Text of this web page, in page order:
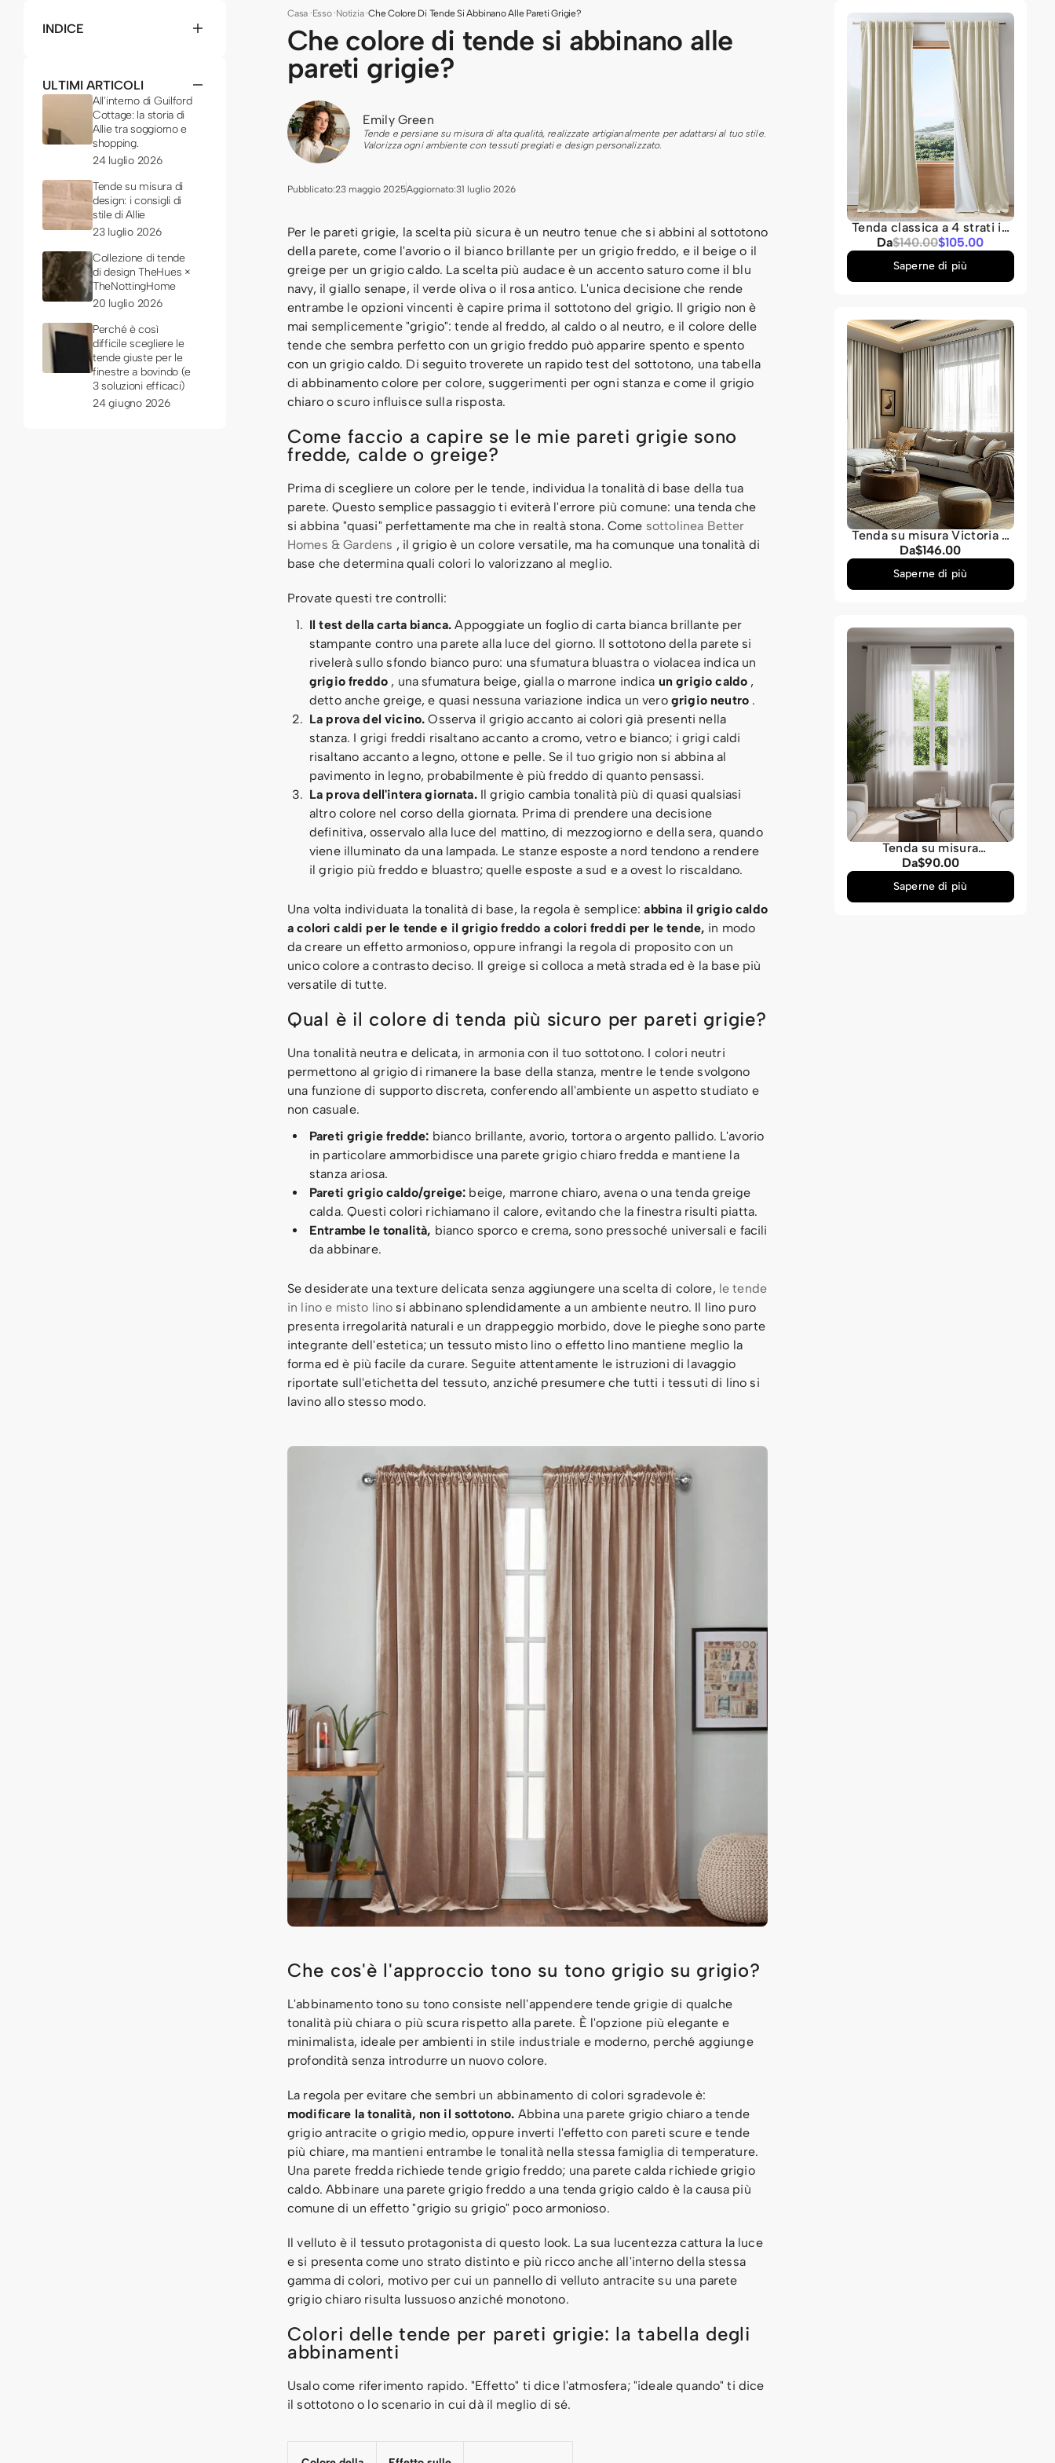
INDICE
ULTIMI ARTICOLI
All'interno di Guilford
Cottage: la storia di
Allie tra soggiorno e
shopping.
24 luglio 2026
Tende su misura di
design: i consigli di
stile di Allie
23 luglio 2026
Collezione di tende
di design TheHues ×
TheNottingHome
20 luglio 2026
Perché è così
difficile scegliere le
tende giuste per le
finestre a bovindo (e
3 soluzioni efficaci)
24 giugno 2026
Casa ·Esso·Notizia·Che Colore Di Tende Si Abbinano Alle Pareti Grigie?
Che colore di tende si abbinano alle
pareti grigie?
Emily Green
Tende e persiane su misura di alta qualità, realizzate artigianalmente per adattarsi al tuo stile.
Valorizza ogni ambiente con tessuti pregiati e design personalizzato.
Pubblicato:23 maggio 2025Aggiornato:31 luglio 2026
Per le pareti grigie, la scelta più sicura è un neutro tenue che si abbini al sottotono
della parete, come l'avorio o il bianco brillante per un grigio freddo, e il beige o il
greige per un grigio caldo. La scelta più audace è un accento saturo come il blu
navy, il giallo senape, il verde oliva o il rosa antico. L'unica decisione che rende
entrambe le opzioni vincenti è capire prima il sottotono del grigio. Il grigio non è
mai semplicemente "grigio": tende al freddo, al caldo o al neutro, e il colore delle
tende che sembra perfetto con un grigio freddo può apparire spento e spento
con un grigio caldo. Di seguito troverete un rapido test del sottotono, una tabella
di abbinamento colore per colore, suggerimenti per ogni stanza e come il grigio
chiaro o scuro influisce sulla risposta.
Come faccio a capire se le mie pareti grigie sono
fredde, calde o greige?
Prima di scegliere un colore per le tende, individua la tonalità di base della tua
parete. Questo semplice passaggio ti eviterà l'errore più comune: una tenda che
si abbina "quasi" perfettamente ma che in realtà stona. Come sottolinea Better
Homes & Gardens , il grigio è un colore versatile, ma ha comunque una tonalità di
base che determina quali colori lo valorizzano al meglio.
Provate questi tre controlli:
Il test della carta bianca. Appoggiate un foglio di carta bianca brillante per
stampante contro una parete alla luce del giorno. Il sottotono della parete si
rivelerà sullo sfondo bianco puro: una sfumatura bluastra o violacea indica un
grigio freddo , una sfumatura beige, gialla o marrone indica un grigio caldo ,
detto anche greige, e quasi nessuna variazione indica un vero grigio neutro .
La prova del vicino. Osserva il grigio accanto ai colori già presenti nella
stanza. I grigi freddi risaltano accanto a cromo, vetro e bianco; i grigi caldi
risaltano accanto a legno, ottone e pelle. Se il tuo grigio non si abbina al
pavimento in legno, probabilmente è più freddo di quanto pensassi.
La prova dell'intera giornata.Il grigio cambia tonalità più di quasi qualsiasi
altro colore nel corso della giornata. Prima di prendere una decisione
definitiva, osservalo alla luce del mattino, di mezzogiorno e della sera, quando
viene illuminato da una lampada. Le stanze esposte a nord tendono a rendere
il grigio più freddo e bluastro; quelle esposte a sud e a ovest lo riscaldano.
Una volta individuata la tonalità di base, la regola è semplice:abbina il grigio caldo
a colori caldi per le tende e il grigio freddo a colori freddi per le tende, in modo
da creare un effetto armonioso, oppure infrangi la regola di proposito con un
unico colore a contrasto deciso. Il greige si colloca a metà strada ed è la base più
versatile di tutte.
Qual è il colore di tenda più sicuro per pareti grigie?
Una tonalità neutra e delicata, in armonia con il tuo sottotono. I colori neutri
permettono al grigio di rimanere la base della stanza, mentre le tende svolgono
una funzione di supporto discreta, conferendo all'ambiente un aspetto studiato e
non casuale.
Pareti grigie fredde: bianco brillante, avorio, tortora o argento pallido. L'avorio
in particolare ammorbidisce una parete grigio chiaro fredda e mantiene la
stanza ariosa.
Pareti grigio caldo/greige: beige, marrone chiaro, avena o una tenda greige
calda. Questi colori richiamano il calore, evitando che la finestra risulti piatta.
Entrambe le tonalità, bianco sporco e crema, sono pressoché universali e facili
da abbinare.
Se desiderate una texture delicata senza aggiungere una scelta di colore, le tende
in lino e misto lino si abbinano splendidamente a un ambiente neutro. Il lino puro
presenta irregolarità naturali e un drappeggio morbido, dove le pieghe sono parte
integrante dell'estetica; un tessuto misto lino o effetto lino mantiene meglio la
forma ed è più facile da curare. Seguite attentamente le istruzioni di lavaggio
riportate sull'etichetta del tessuto, anziché presumere che tutti i tessuti di lino si
lavino allo stesso modo.
Che cos'è l'approccio tono su tono grigio su grigio?
L'abbinamento tono su tono consiste nell'appendere tende grigie di qualche
tonalità più chiara o più scura rispetto alla parete. È l'opzione più elegante e
minimalista, ideale per ambienti in stile industriale e moderno, perché aggiunge
profondità senza introdurre un nuovo colore.
La regola per evitare che sembri un abbinamento di colori sgradevole è:
modificare la tonalità, non il sottotono. Abbina una parete grigio chiaro a tende
grigio antracite o grigio medio, oppure inverti l'effetto con pareti scure e tende
più chiare, ma mantieni entrambe le tonalità nella stessa famiglia di temperature.
Una parete fredda richiede tende grigio freddo; una parete calda richiede grigio
caldo. Abbinare una parete grigio freddo a una tenda grigio caldo è la causa più
comune di un effetto "grigio su grigio" poco armonioso.
Il velluto è il tessuto protagonista di questo look. La sua lucentezza cattura la luce
e si presenta come uno strato distinto e più ricco anche all'interno della stessa
gamma di colori, motivo per cui un pannello di velluto antracite su una parete
grigio chiaro risulta lussuoso anziché monotono.
Colori delle tende per pareti grigie: la tabella degli
abbinamenti
Usalo come riferimento rapido. "Effetto" ti dice l'atmosfera; "ideale quando" ti dice
il sottotono o lo scenario in cui dà il meglio di sé.
Tenda classica a 4 strati in
velluto pesante,
insonorizzata, termica e
oscurante al 100%, su
DaPrezzo
normale
$140.00
Prezzo
di
vendita
$105.00
Saperne di più
Tenda su misura Victoria a
4 strati, pesante,
insonorizzata, termica,
oscurante al 100%,
Da
Prezzo
normale
$146.00
Saperne di più
Tenda su misura
trasparente effetto lino in
filato
Da
Prezzo
normale
$90.00
Saperne di più